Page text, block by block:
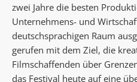
zwei Jahre die besten
Unternehmens- und
deutschsprachigen Raum
gerufen mit dem Ziel, die
Filmschaffenden über
das Festival heute auf eine